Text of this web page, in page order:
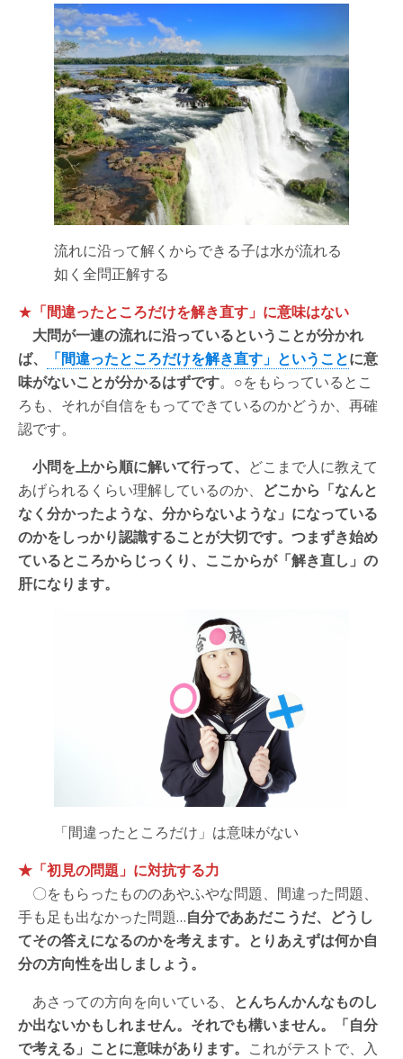
流れに沿って解くからできる子は水が流れる
如く全問正解する
★ 「間違ったところだけを解き直す」に意味はない
大問が一連の流れに沿っているということが分かれ
ば、
「間違ったところだけを解き直す」ということに意
味がないことが分かるはずです。○をもらっているとこ
ろも、それが自信をもってできているのかどうか、再確
認です。
小問を上から順に解いて行って、 どこまで人に教えて
あげられるくらい理解しているのか、 どこから「なんと
なく分かったような、分からないような」になっている
のかをしっかり認識することが大切です。つまずき始め
ているところからじっくり、ここからが「解き直し」の
肝になります。
「間違ったところだけ」は意味がない
★「初見の問題」に対抗する力
〇をもらったもののあやふやな問題、間違った問題、
手も足も出なかった問題…自分でああだこうだ、どうし
てその答えになるのかを考えます。とりあえずは何か自
分の方向性を出しましょう。
あさっての方向を向いている、 とんちんかんなものし
か出ないかもしれません。それでも構いません。「自分
で考える」ことに意味があります。 これがテストで、入